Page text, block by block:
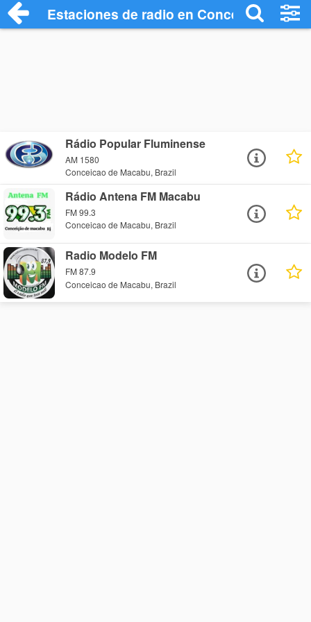
Estaciones de radio en Conceicao de
Rádio Popular Fluminense
AM 1580
Conceicao de Macabu, Brazil
Rádio Antena FM Macabu
FM 99.3
Conceicao de Macabu, Brazil
Radio Modelo FM
FM 87.9
Conceicao de Macabu, Brazil